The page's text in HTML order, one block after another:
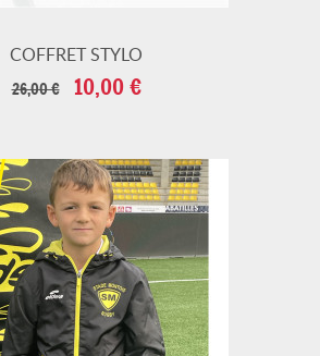
COFFRET STYLO
Prix
26,00 € Prix
10,00 €